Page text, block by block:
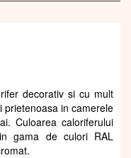
decorativ si cu mult
prietenoasa in camerele
Culoarea caloriferului
gama de culori RAL